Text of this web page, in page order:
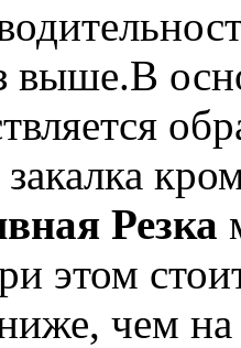
выше.В
закалка
Резка
этом
чем